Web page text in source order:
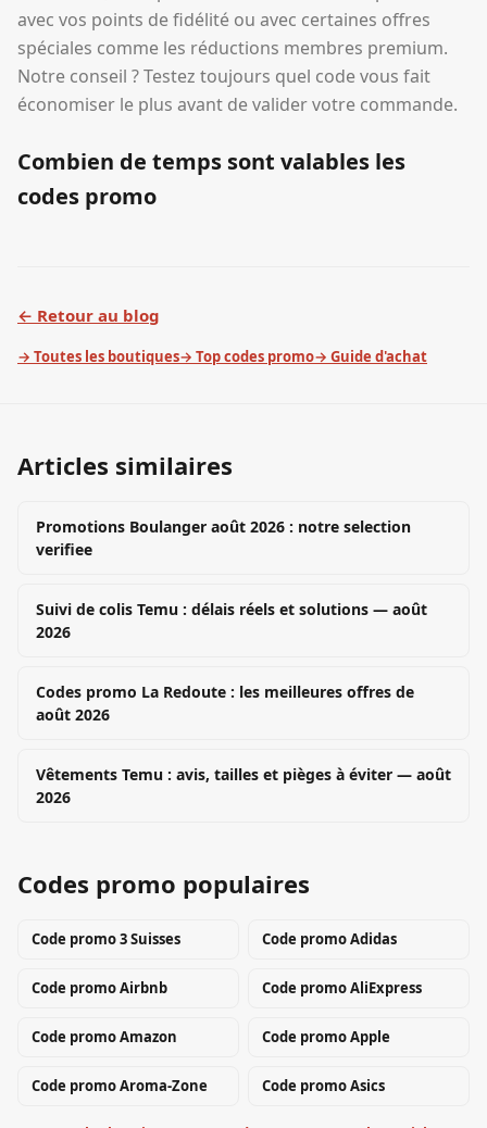
avec vos points de fidélité ou avec certaines offres
spéciales comme les réductions membres premium.
Notre conseil ? Testez toujours quel code vous fait
économiser le plus avant de valider votre commande.
Combien de temps sont valables les
codes promo
← Retour au blog
→ Toutes les boutiques→ Top codes promo→ Guide d'achat
Articles similaires
Promotions Boulanger août 2026 : notre selection
verifiee
Suivi de colis Temu : délais réels et solutions — août
2026
Codes promo La Redoute : les meilleures offres de
août 2026
Vêtements Temu : avis, tailles et pièges à éviter — août
2026
Codes promo populaires
Code promo3 Suisses Code promoAdidas
Code promoAirbnb Code promoAliExpress
Code promoAmazon Code promoApple
Code promoAroma-Zone Code promoAsics